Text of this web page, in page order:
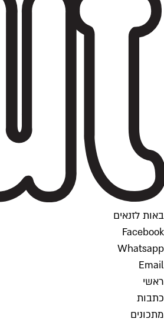
באות לזנאים
Facebook
Whatsapp
Email
ראשי
כתבות
מתכונים